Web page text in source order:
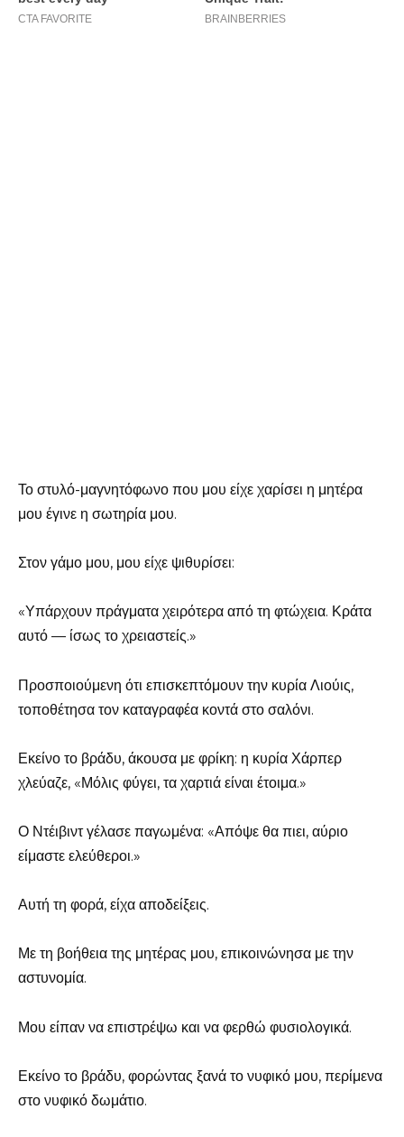
Το στυλό-μαγνητόφωνο που μου είχε χαρίσει η μητέρα
μου έγινε η σωτηρία μου.
Στον γάμο μου, μου είχε ψιθυρίσει:
«Υπάρχουν πράγματα χειρότερα από τη φτώχεια. Κράτα
αυτό — ίσως το χρειαστείς.»
Προσποιούμενη ότι επισκεπτόμουν την κυρία Λιούις,
τοποθέτησα τον καταγραφέα κοντά στο σαλόνι.
Εκείνο το βράδυ, άκουσα με φρίκη: η κυρία Χάρπερ
χλεύαζε, «Μόλις φύγει, τα χαρτιά είναι έτοιμα.»
Ο Ντέιβιντ γέλασε παγωμένα: «Απόψε θα πιει, αύριο
είμαστε ελεύθεροι.»
Αυτή τη φορά, είχα αποδείξεις.
Με τη βοήθεια της μητέρας μου, επικοινώνησα με την
αστυνομία.
Μου είπαν να επιστρέψω και να φερθώ φυσιολογικά.
Εκείνο το βράδυ, φορώντας ξανά το νυφικό μου, περίμενα
στο νυφικό δωμάτιο.